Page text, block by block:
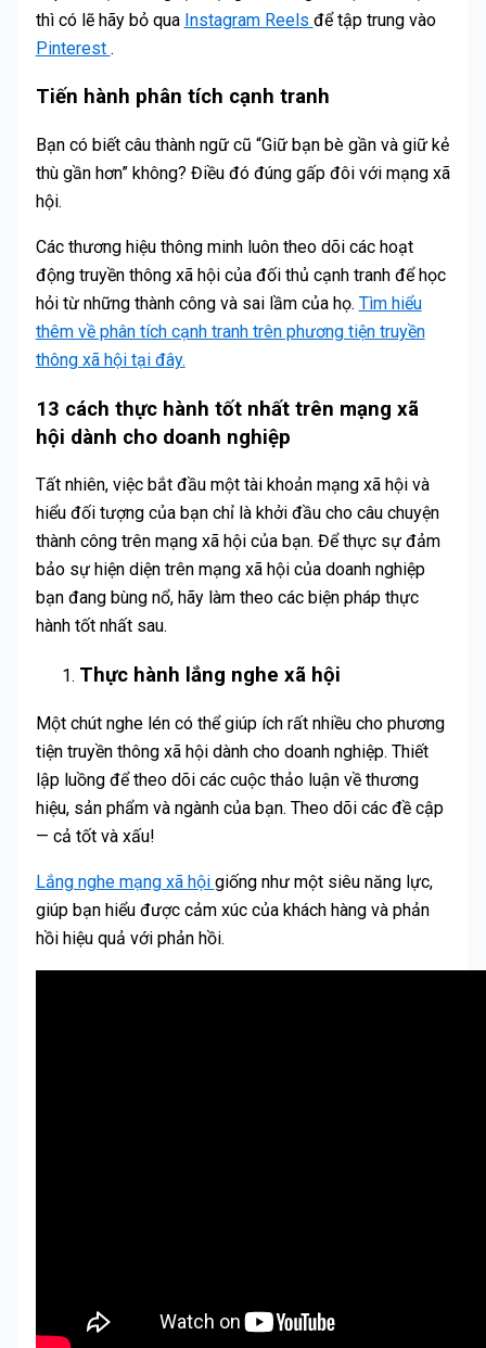
thì có lẽ hãy bỏ qua Instagram Reels để tập trung vào
Pinterest .
Tiến hành phân tích cạnh tranh
Bạn có biết câu thành ngữ cũ “Giữ bạn bè gần và giữ kẻ
thù gần hơn” không? Điều đó đúng gấp đôi với mạng xã
hội.
Các thương hiệu thông minh luôn theo dõi các hoạt
động truyền thông xã hội của đối thủ cạnh tranh để học
hỏi từ những thành công và sai lầm của họ. Tìm hiểu
thêm về phân tích cạnh tranh trên phương tiện truyền
thông xã hội tại đây.
13 cách thực hành tốt nhất trên mạng xã
hội dành cho doanh nghiệp
Tất nhiên, việc bắt đầu một tài khoản mạng xã hội và
hiểu đối tượng của bạn chỉ là khởi đầu cho câu chuyện
thành công trên mạng xã hội của bạn. Để thực sự đảm
bảo sự hiện diện trên mạng xã hội của doanh nghiệp
bạn đang bùng nổ, hãy làm theo các biện pháp thực
hành tốt nhất sau.
Thực hành lắng nghe xã hội
Một chút nghe lén có thể giúp ích rất nhiều cho phương
tiện truyền thông xã hội dành cho doanh nghiệp. Thiết
lập luồng để theo dõi các cuộc thảo luận về thương
hiệu, sản phẩm và ngành của bạn. Theo dõi các đề cập
— cả tốt và xấu!
Lắng nghe mạng xã hội giống như một siêu năng lực,
giúp bạn hiểu được cảm xúc của khách hàng và phản
hồi hiệu quả với phản hồi.